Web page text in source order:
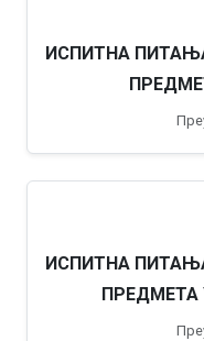
ИСПИТНА
ИСПИТНА
ПРЕДМЕТА